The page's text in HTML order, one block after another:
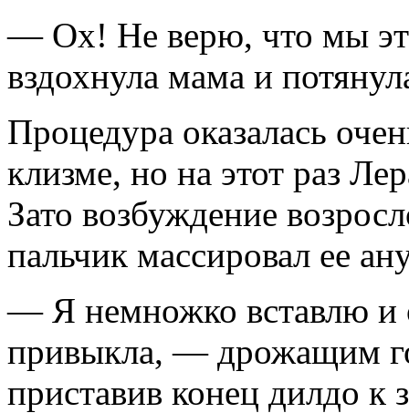
— Ох! Не верю, что мы
вздохнула мама и
Процедура оказалась
клизме, но на этот раз
Зато возбуждение
пальчик массировал ее
— Я немножко вставлю и
привыкла, — дрожащим
приставив конец дилдо к